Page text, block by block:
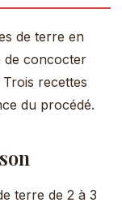
de terre en
de concocter
recettes
du procédé.
terre de 2 à 3